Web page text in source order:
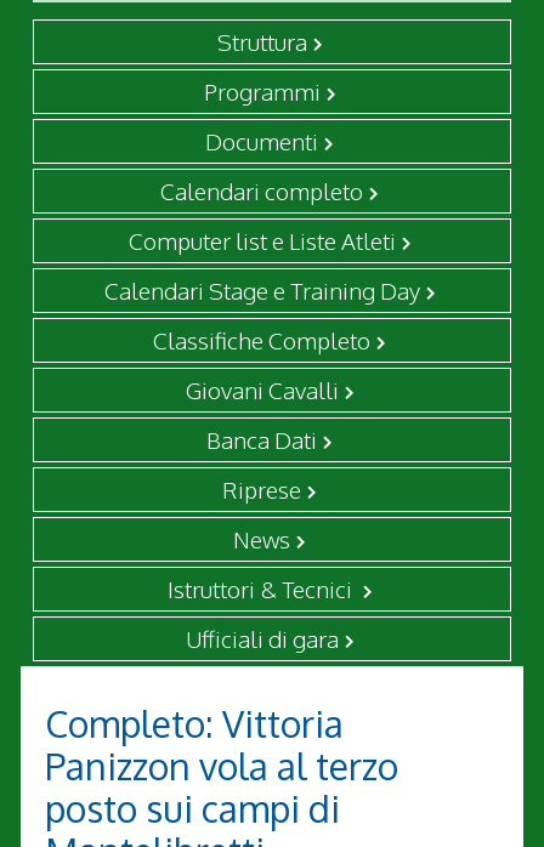
Struttura
Programmi
Documenti
Calendari completo
Computer list e Liste Atleti
Calendari Stage e Training Day
Classifiche Completo
Giovani Cavalli
Banca Dati
Riprese
News
Istruttori & Tecnici
Ufficiali di gara
Completo: Vittoria
Panizzon vola al terzo
posto sui campi di